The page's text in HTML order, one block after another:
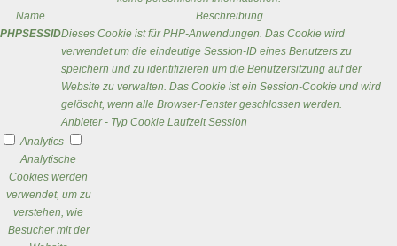
Name
Beschreibung
PHPSESSIDDieses Cookie ist für PHP-Anwendungen. Das Cookie wird
verwendet um die eindeutige Session-ID eines Benutzers zu
speichern und zu identifizieren um die Benutzersitzung auf der
Website zu verwalten. Das Cookie ist ein Session-Cookie und wird
gelöscht, wenn alle Browser-Fenster geschlossen werden.
Anbieter - Typ Cookie Laufzeit Session
Analytics
Analytische
Cookies werden
verwendet, um zu
verstehen, wie
Besucher mit der